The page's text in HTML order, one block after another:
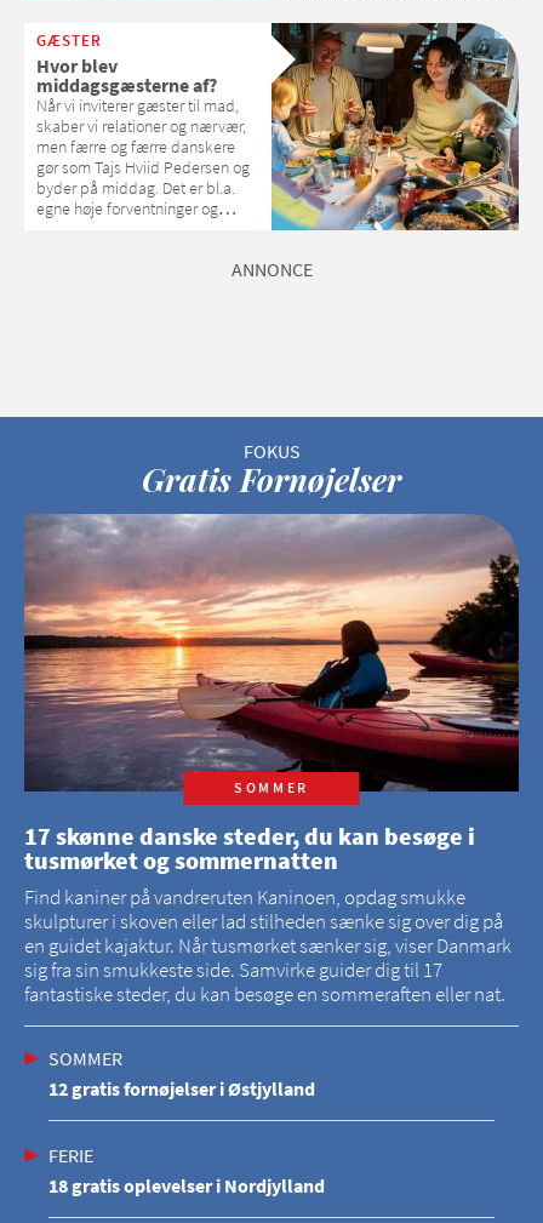
Viña Esmeralda. Konkurrencen
slutter 1. september 2026.
GÆSTER
Hvor blev
middagsgæsterne af?
Når vi inviterer gæster til mad,
skaber vi relationer og nærvær,
men færre og færre danskere
gør som Tajs Hviid Pedersen og
byder på middag. Det er bl.a.
egne høje forventninger og
– og det kan have konsekvenserANNONCE
Gratis Fornøjelser
SOMMER
17 skønne danske steder, du kan besøge i
tusmørket og sommernatten
Find kaniner på vandreruten Kaninoen, opdag smukke
skulpturer i skoven eller lad stilheden sænke sig over dig på
en guidet kajaktur. Når tusmørket sænker sig, viser Danmark
sig fra sin smukkeste side. Samvirke guider dig til 17
fantastiske steder, du kan besøge en sommeraften eller nat.
SOMMER
12 gratis fornøjelser i Østjylland
FERIE
18 gratis oplevelser i Nordjylland